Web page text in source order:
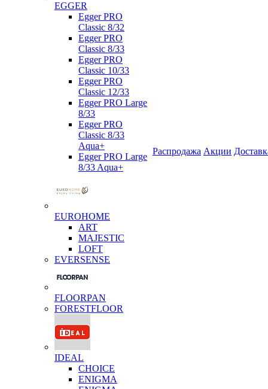
EGGER
Egger PRO
Classic 8/32
Egger PRO
Classic 8/33
Egger PRO
Classic 10/33
Egger PRO
Classic 12/33
Egger PRO Large
8/33
Egger PRO
Classic 8/33
Aqua+
Egger PRO Large
8/33 Aqua+
EUROHOME
ART
MAJESTIC
LOFT
EVERSENSE
FLOORPAN
FORESTFLOOR
IDEAL
CHOICE
ENIGMA
Распродажа Акции